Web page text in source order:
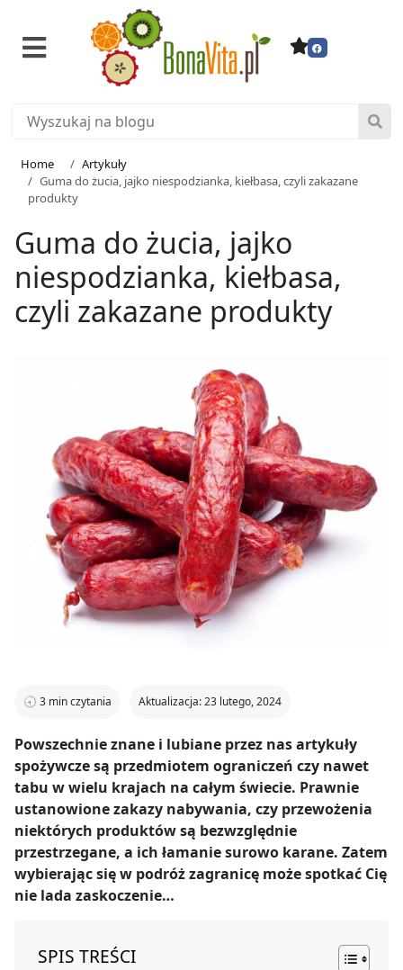
Home
Artykuły
Guma do żucia, jajko niespodzianka, kiełbasa, czyli zakazane
produkty
Guma do żucia, jajko
niespodzianka, kiełbasa,
czyli zakazane produkty
🕣 3 min czytania Aktualizacja: 23 lutego, 2024
Powszechnie znane i lubiane przez nas artykuły
spożywcze są przedmiotem ograniczeń czy nawet
tabu w wielu krajach na całym świecie. Prawnie
ustanowione zakazy nabywania, czy przewożenia
niektórych produktów są bezwzględnie
przestrzegane, a ich łamanie surowo karane. Zatem
wybierając się w podróż zagranicę może spotkać Cię
nie lada zaskoczenie…
SPIS TREŚCI